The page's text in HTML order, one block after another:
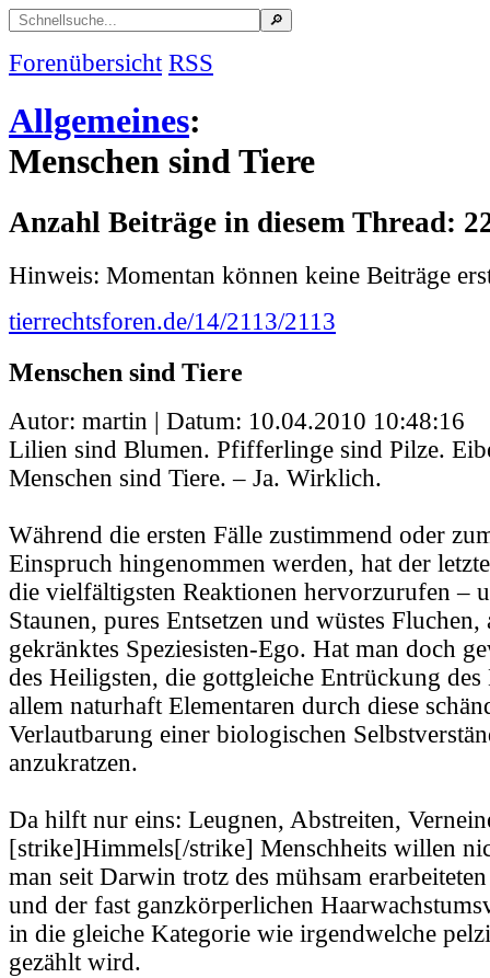
Forenübersicht RSS
Allgemeines:
Menschen sind Tiere
Anzahl Beiträge in diesem Thread:
Hinweis: Momentan können keine Beiträge
tierrechtsforen.de/14/2113/2113
Menschen sind Tiere
Autor: martin | Datum: 10.04.2010 10:48:16
Lilien sind Blumen. Pfifferlinge sind Pilze.
Menschen sind Tiere. – Ja. Wirklich.
Während die ersten Fälle zustimmend oder
Einspruch hingenommen werden, hat der
die vielfältigsten Reaktionen hervorzurufen –
Staunen, pures Entsetzen und wüstes
gekränktes Speziesisten-Ego. Hat man doch
des Heiligsten, die gottgleiche Entrückung
allem naturhaft Elementaren durch diese
Verlautbarung einer biologischen
anzukratzen.
Da hilft nur eins: Leugnen, Abstreiten,
[strike]Himmels[/strike] Menschheits willen
man seit Darwin trotz des mühsam
und der fast ganzkörperlichen
in die gleiche Kategorie wie irgendwelche
gezählt wird.